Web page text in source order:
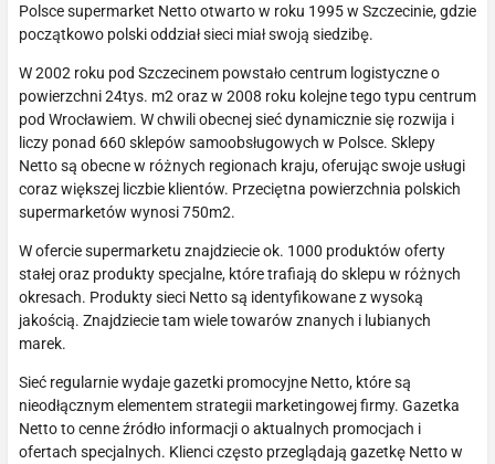
Polsce supermarket Netto otwarto w roku 1995 w Szczecinie, gdzie
początkowo polski oddział sieci miał swoją siedzibę.
W 2002 roku pod Szczecinem powstało centrum logistyczne o
powierzchni 24tys. m2 oraz w 2008 roku kolejne tego typu centrum
pod Wrocławiem. W chwili obecnej sieć dynamicznie się rozwija i
liczy ponad 660 sklepów samoobsługowych w Polsce. Sklepy
Netto są obecne w różnych regionach kraju, oferując swoje usługi
coraz większej liczbie klientów. Przeciętna powierzchnia polskich
supermarketów wynosi 750m2.
W ofercie supermarketu znajdziecie ok. 1000 produktów oferty
stałej oraz produkty specjalne, które trafiają do sklepu w różnych
okresach. Produkty sieci Netto są identyfikowane z wysoką
jakością. Znajdziecie tam wiele towarów znanych i lubianych
marek.
Sieć regularnie wydaje gazetki promocyjne Netto, które są
nieodłącznym elementem strategii marketingowej firmy. Gazetka
Netto to cenne źródło informacji o aktualnych promocjach i
ofertach specjalnych. Klienci często przeglądają gazetkę Netto w